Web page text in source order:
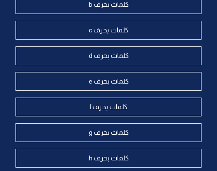
كلمات بحرف b
كلمات بحرف c
كلمات بحرف d
كلمات بحرف e
كلمات بحرف f
كلمات بحرف g
كلمات بحرف h